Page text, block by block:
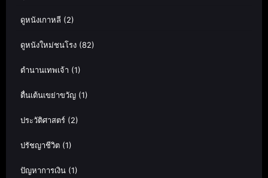
ดูหนังเกาหลี (2)
ดูหนังใหม่ชนโรง (82)
ตำนานเทพเจ้า (1)
ตื่นเต้นเขย่าขวัญ (1)
ประวัติศาสตร์ (2)
ปรัชญาชีวิต (1)
ปัญหาการเงิน (1)